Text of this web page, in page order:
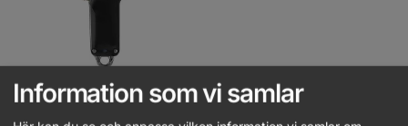
WAHL – Cordless Senior
Information som vi samlar